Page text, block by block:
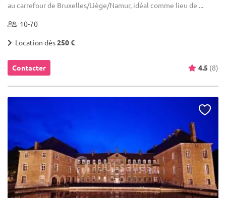
au carrefour de Bruxelles/Liège/Namur, idéal comme lieu de ...
10-70
Location dès250 €
Contacter 4.5 (8)